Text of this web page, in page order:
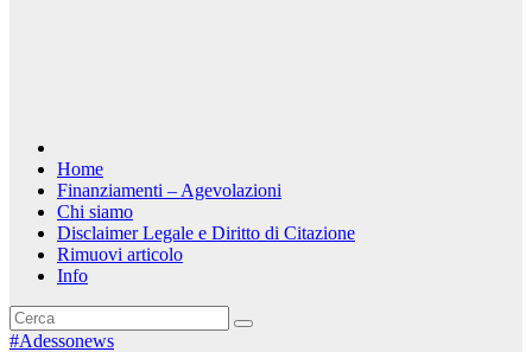
Home
Finanziamenti – Agevolazioni
Chi siamo
Disclaimer Legale e Diritto di Citazione
Rimuovi articolo
Info
#Adessonews